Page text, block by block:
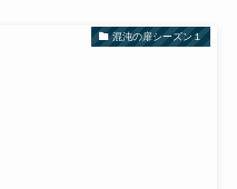
混沌の扉シーズン１